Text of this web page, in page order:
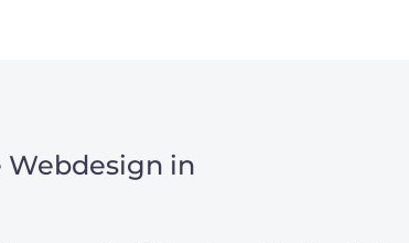
Webdesign in